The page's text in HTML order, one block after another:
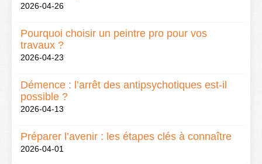
2026-04-26
Pourquoi choisir un peintre pro pour vos
travaux ?
2026-04-23
Démence : l’arrêt des antipsychotiques est-il
possible ?
2026-04-13
Préparer l’avenir : les étapes clés à connaître
2026-04-01